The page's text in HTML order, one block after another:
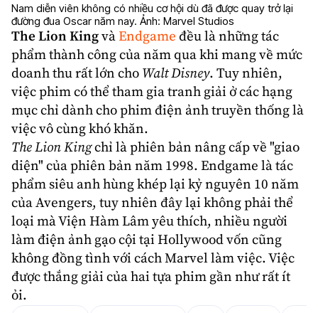
Nam diễn viên không có nhiều cơ hội dù đã được quay trở lại
đường đua Oscar năm nay. Ảnh: Marvel Studios
The Lion KingvàEndgame đều là những tác
phẩm thành công của năm qua khi mang về mức
doanh thu rất lớn cho Walt Disney. Tuy nhiên,
việc phim có thể tham gia tranh giải ở các hạng
mục chỉ dành cho phim điện ảnh truyền thống là
việc vô cùng khó khăn.
The Lion Kingchỉ là phiên bản nâng cấp về "giao
diện" của phiên bản năm 1998. Endgame là tác
phẩm siêu anh hùng khép lại kỷ nguyên 10 năm
củaAvengers, tuy nhiên đây lại không phải thể
loại mà Viện Hàm Lâm yêu thích, nhiều người
làm điện ảnh gạo cội tại Hollywood vốn cũng
không đồng tình với cáchMarvellàm việc. Việc
được thắng giải của hai tựa phim gần như rất ít
ỏi.